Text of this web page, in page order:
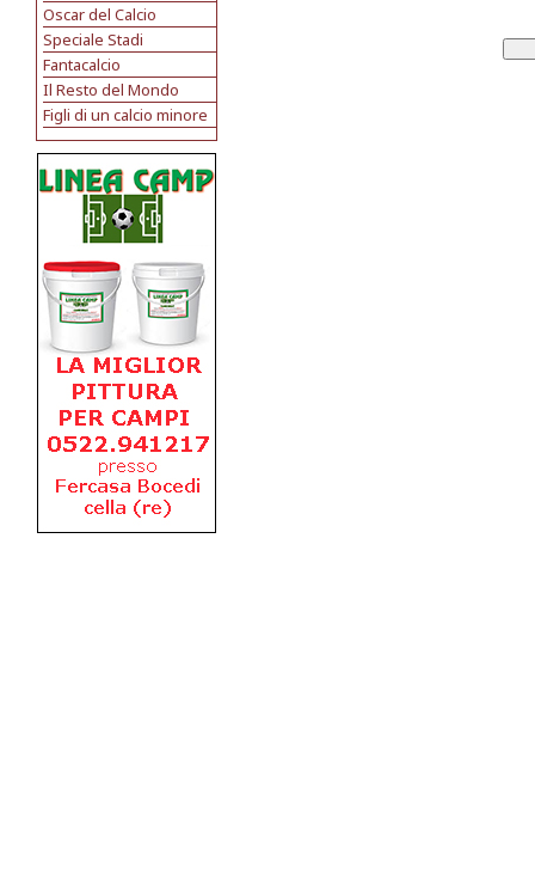
Oscar del Calcio
Speciale Stadi
Fantacalcio
Il Resto del Mondo
Figli di un calcio minore